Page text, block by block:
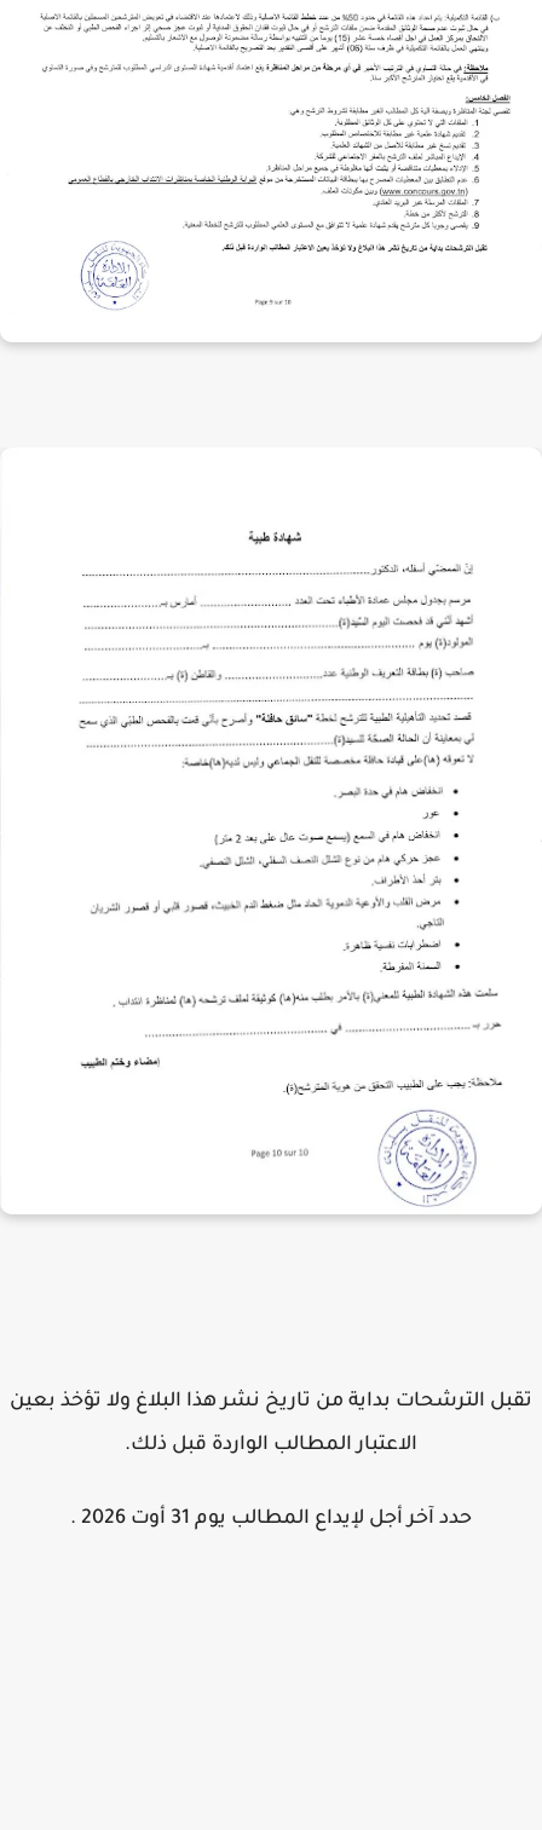
الترشحات بداية من تاريخ نشر هذا البلاغ ولا تؤخذ بعين
الاعتبار المطالب الواردة قبل ذلك.
حدد آخر أجل لإيداع المطالب يوم 31 أوت 2026 .